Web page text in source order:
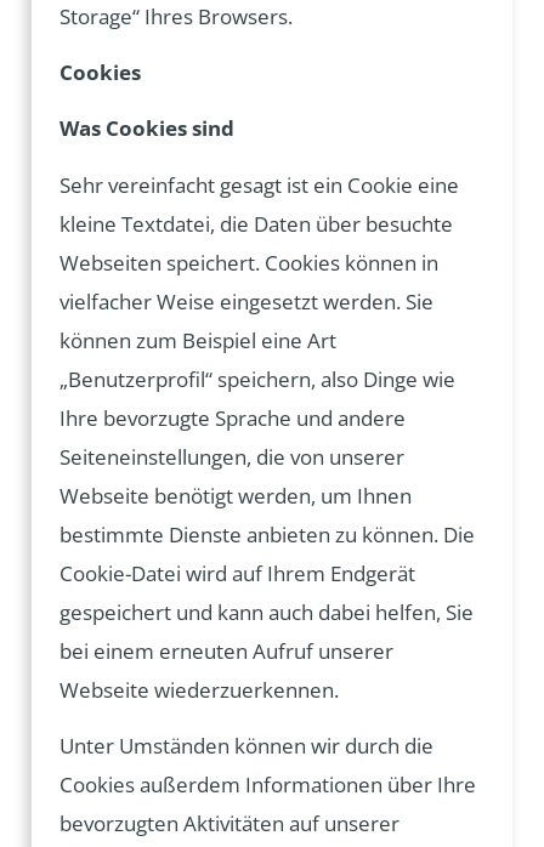
Storage“ Ihres Browsers.
Cookies
Was Cookies sind
Sehr vereinfacht gesagt ist ein Cookie eine
kleine Textdatei, die Daten über besuchte
Webseiten speichert. Cookies können in
vielfacher Weise eingesetzt werden. Sie
können zum Beispiel eine Art
„Benutzerprofil“ speichern, also Dinge wie
Ihre bevorzugte Sprache und andere
Seiteneinstellungen, die von unserer
Webseite benötigt werden, um Ihnen
bestimmte Dienste anbieten zu können. Die
Cookie-Datei wird auf Ihrem Endgerät
gespeichert und kann auch dabei helfen, Sie
bei einem erneuten Aufruf unserer
Webseite wiederzuerkennen.
Unter Umständen können wir durch die
Cookies außerdem Informationen über Ihre
bevorzugten Aktivitäten auf unserer